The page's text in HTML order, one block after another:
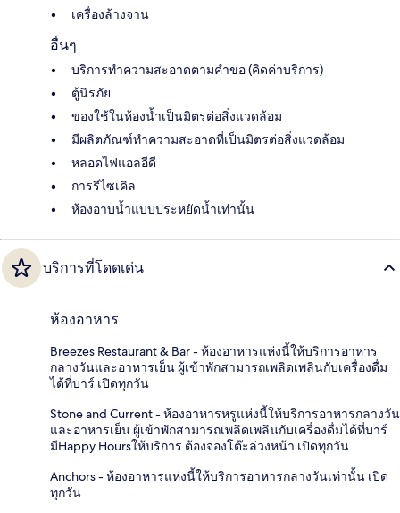
เครื่องล้างจาน
อื่นๆ
บริการทำความสะอาดตามคำขอ (คิดค่าบริการ)
ตู้นิรภัย
ของใช้ในห้องน้ำเป็นมิตรต่อสิ่งแวดล้อม
มีผลิตภัณฑ์ทำความสะอาดที่เป็นมิตรต่อสิ่งแวดล้อม
หลอดไฟแอลอีดี
การรีไซเคิล
ห้องอาบน้ำแบบประหยัดน้ำเท่านั้น
บริการที่โดดเด่น
ห้องอาหาร
Breezes Restaurant & Bar - ห้องอาหารแห่งนี้ให้บริการอาหาร
กลางวันและอาหารเย็น ผู้เข้าพักสามารถเพลิดเพลินกับเครื่องดื่ม
ได้ที่บาร์ เปิดทุกวัน
Stone and Current - ห้องอาหารหรูแห่งนี้ให้บริการอาหารกลางวัน
และอาหารเย็น ผู้เข้าพักสามารถเพลิดเพลินกับเครื่องดื่มได้ที่บาร์
มีHappy Hoursให้บริการ ต้องจองโต๊ะล่วงหน้า เปิดทุกวัน
Anchors - ห้องอาหารแห่งนี้ให้บริการอาหารกลางวันเท่านั้น เปิด
ทุกวัน